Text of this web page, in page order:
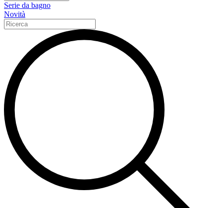
Serie da bagno
Novità